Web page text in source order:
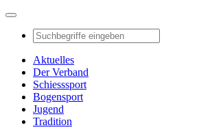
Aktuelles
Der Verband
Schiesssport
Bogensport
Jugend
Tradition